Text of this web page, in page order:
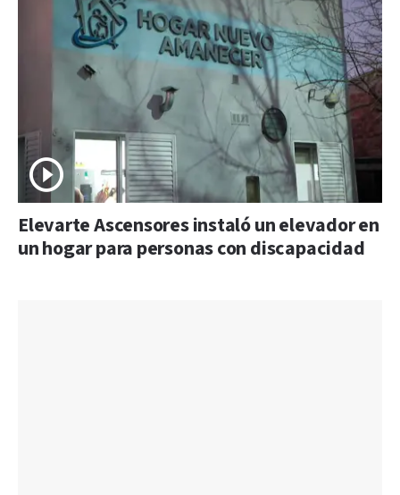
Elevarte Ascensores instaló un elevador en
un hogar para personas con discapacidad